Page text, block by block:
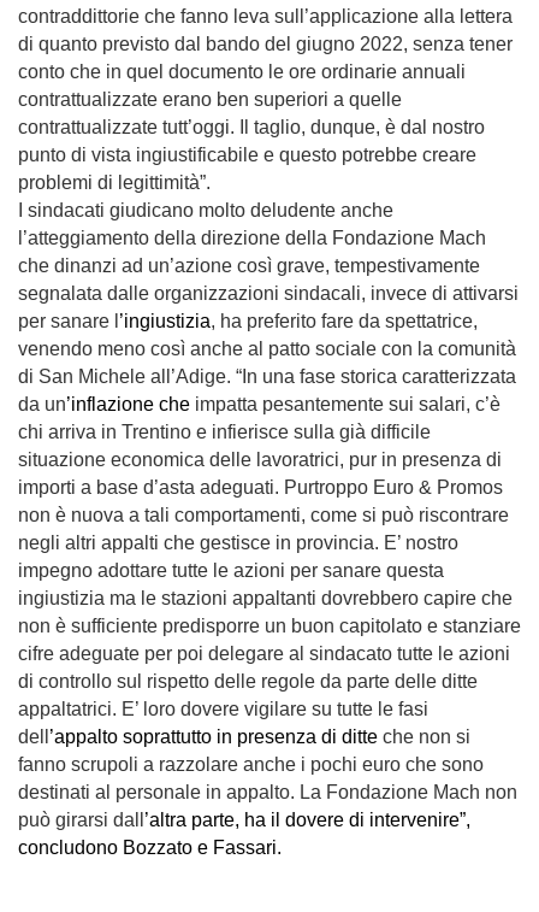
contraddittorie che fanno leva sull’applicazione alla lettera
di quanto previsto dal bando del giugno 2022, senza tener
conto che in quel documento le ore ordinarie annuali
contrattualizzate erano ben superiori a quelle
contrattualizzate tutt’oggi.
Il taglio, dunque, è dal nostro
punto di vista ingiustificabile e questo potrebbe creare
problemi di legittimità”.
I sindacati giudicano molto de ludente anche
l’atteggiamento della direzione della Fondazione Mach
che dinanzi ad un’azione così grave, tempestivamente
segnalata dalle organizzazioni sindacali, invece di attivarsi
per sanare l ’ingiustizia, ha preferito fare da spettatrice,
venendo meno così anche al patto sociale con la comunità
di San Miche le all’Adige. “In una fase storica caratterizzata
da un’inflazione che impatta pesantemente sui salari, c’è
chi arriva in Trentino e infierisce sulla già difficile
situazione economica delle lavoratrici, pur in presenza di
importi a base d’asta adeguati. Purtroppo Euro & Promos
non è nuova a tali comportamenti, come si può riscontrare
negli altri appalti che gestisce in provincia. E’ nostro
impegno adottare tutte le azioni per sanare questa
ingiustizia ma le stazioni appaltanti dovrebbero capire che
non è sufficiente predisporre un buon capitolato e stanziare
cifre adeguate per poi delegare al sindacato tutte le azioni
di controllo sul rispetto delle regole da parte delle ditte
appaltatrici. E’ loro dovere vigilare su tutte le fasi
dell ’appalto soprattutto in presenza di ditte che non si
fanno scrupoli a razzolare anche i pochi euro che sono
destinati al personale in appalto. La Fondazione Mach non
può girarsi dall ’altra parte, ha il dovere di intervenire”,
concludono Bozzato e Fassari.